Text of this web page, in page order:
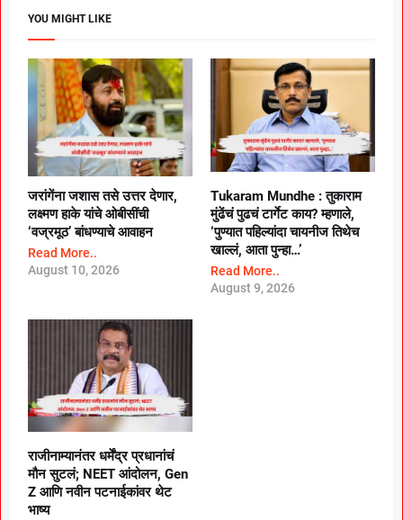
YOU MIGHT LIKE
जरांगेंना जशास तसे उत्तर देणार,
लक्ष्मण हाके यांचे ओबीसींची
‘वज्रमूठ’ बांधण्याचे आवाहन
Read More..
August 10, 2026
Tukaram Mundhe : तुकाराम
मुंढेंचं पुढचं टार्गेट काय? म्हणाले,
‘पुण्यात पहिल्यांदा चायनीज तिथेच
खाल्लं, आता पुन्हा…’
Read More..
August 9, 2026
राजीनाम्यानंतर धर्मेंद्र प्रधानांचं
मौन सुटलं; NEET आंदोलन, Gen
Z आणि नवीन पटनाईकांवर थेट
भाष्य